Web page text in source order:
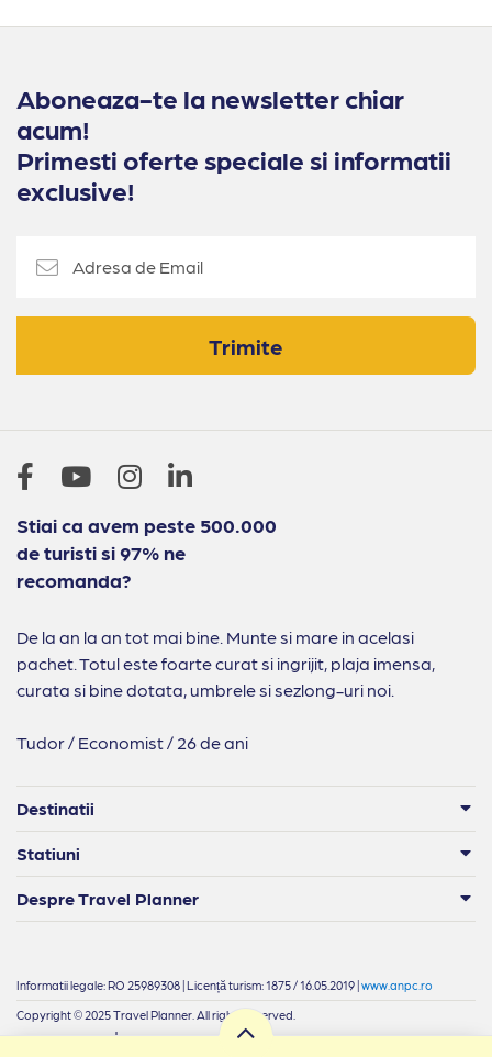
Aboneaza-te la newsletter chiar
acum!
Primesti oferte speciale si informatii
exclusive!
Trimite
Stiai ca avem peste 500.000
de turisti si 97% ne
recomanda?
De la an la an tot mai bine. Munte si mare in acelasi
pachet. Totul este foarte curat si ingrijit, plaja imensa,
curata si bine dotata, umbrele si sezlong-uri noi.
Tudor / Economist / 26 de ani
Destinatii
Statiuni
Despre Travel Planner
Informatii legale: RO 25989308 | Licență turism: 1875 / 16.05.2019 | www.anpc.ro
Copyright © 2025 Travel Planner. All rights reserved.
|